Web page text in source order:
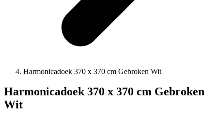
Harmonicadoek 370 x 370 cm Gebroken Wit
Harmonicadoek 370 x 370 cm Gebroken
Wit